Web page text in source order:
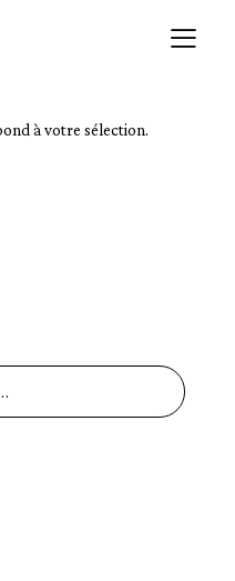
à votre sélection.